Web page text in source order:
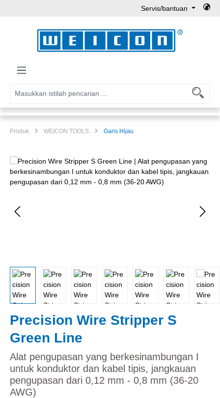
Servis/bantuan
Produk WEICON TOOLS Garis Hijau
Lewati galeri gambar
Precision Wire Stripper S
Green Line
Alat pengupasan yang berkesinambungan I
untuk konduktor dan kabel tipis, jangkauan
pengupasan dari 0,12 mm - 0,8 mm (36-20
AWG)